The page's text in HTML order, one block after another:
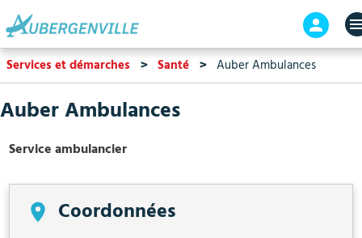
contenu
principal
En-
tête
-
Services et démarches Santé Auber Ambulances
Auber Ambulances
Service ambulancier
Coordonnées